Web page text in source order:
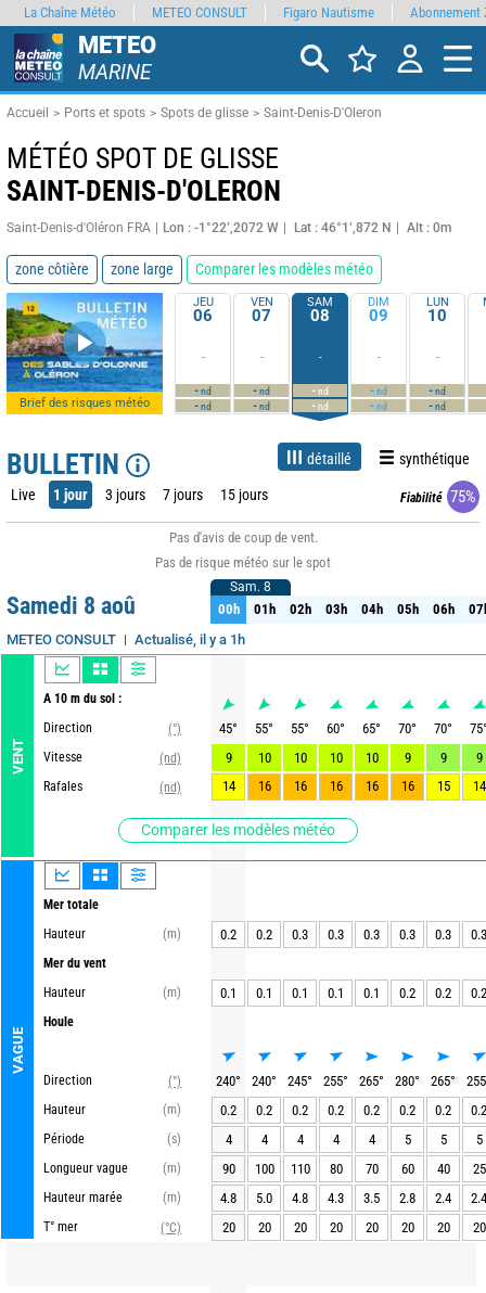
METEO
MARINE
Accueil Ports et spots Spots de glisse Saint-Denis-D'Oleron
MÉTÉO SPOT DE GLISSE
SAINT-DENIS-D'OLERON
Saint-Denis-d'Oléron FRA Lon : -1°22’,2072 W Lat : 46°1’,872 N Alt : 0m
zone côtière zone large Comparer les modèles météo
Brief des risques météo
JEU
06
-
-nd
-nd
VEN
07
-
-nd
-nd
SAM
08
-
-nd
-nd
DIM
09
-
-nd
-nd
LUN
10
-
-nd
-nd
BULLETIN détaillé synthétique
Live 1 jour 3 jours 7 jours 15 jours Fiabilité 75%
Pas d'avis de coup de vent.
Pas de risque météo sur le spot
Samedi 8 aoû
METEO CONSULT Actualisé, il y a 1h
VENT
A 10 m du sol :
Direction
(°)
Vitesse
(nd)
Rafales
(nd)
Comparer les modèles météo
VAGUE
Mer totale
Hauteur
(m)
Mer du vent
Hauteur
(m)
Houle
Direction
(°)
Hauteur
(m)
Période
(s)
Longueur vague
(m)
Hauteur marée
(m)
T° mer
(°C)
Sam. 8
00h 01h 02h 03h 04h 05h 06h
Sam. 8
00h 01h 02h 03h 04h 05h 06h
45° 55° 55° 60° 65° 70° 70° 75
9
10 10 10 10 9 9
9
14
16 16 16 16 16 15 14
0.2 0.2 0.3 0.3 0.3 0.3 0.3 0.3
0.1 0.1 0.1 0.1 0.1 0.2 0.2 0.2
240° 240° 245° 255° 265° 280° 265°
255
0.2
0.2 0.2 0.2 0.2 0.2 0.2
0.2
4
4 4 4 4 5 5
5
90
100 110 80 70 60 40
25
4.8
5.0 4.8 4.3 3.5 2.8 2.4
2.4
20
20 20 20 20 20 20 20
La Chaîne Météo METEO CONSULT Figaro Nautisme Abonnement